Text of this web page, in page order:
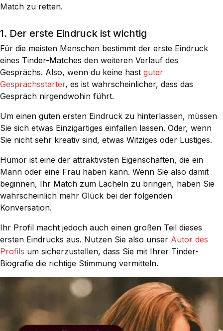
Match zu retten.
1. Der erste Eindruck ist wichtig
Für die meisten Menschen bestimmt der erste Eindruck
eines Tinder-Matches den weiteren Verlauf des
Gesprächs. Also, wenn du keine hast guter
Gesprächsstarter, es ist wahrscheinlicher, dass das
Gespräch nirgendwohin führt.
Um einen guten ersten Eindruck zu hinterlassen, müssen
Sie sich etwas Einzigartiges einfallen lassen. Oder, wenn
Sie nicht sehr kreativ sind, etwas Witziges oder Lustiges.
Humor ist eine der attraktivsten Eigenschaften, die ein
Mann oder eine Frau haben kann. Wenn Sie also damit
beginnen, Ihr Match zum Lächeln zu bringen, haben Sie
wahrscheinlich mehr Glück bei der folgenden
Konversation.
Ihr Profil macht jedoch auch einen großen Teil dieses
ersten Eindrucks aus. Nutzen Sie also unser Autor des
Profils um sicherzustellen, dass Sie mit Ihrer Tinder-
Biografie die richtige Stimmung vermitteln.